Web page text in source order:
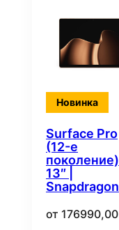
Новинка
Surface Pro
(12-е
поколение)
13″ |
Snapdragon
от 176990,00